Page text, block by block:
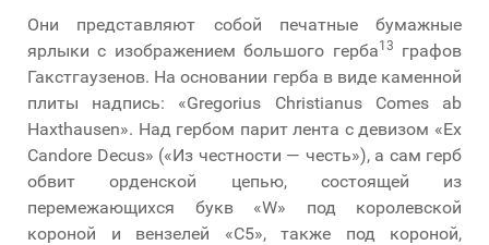
Они представляют собой печатные бумажные
ярлыки с изображением большого герба13
графов
Гакстгаузенов. На основании герба в виде каменной
плиты надпись: «Gregorius Christianus Comes ab
Haxthausen». Над гербом парит лента с девизом «Ex
Candore Decus» («Из честности — честь»), а сам герб
обвит орденской цепью, состоящей из
перемежающихся букв «W» под королевской
короной и вензелей «C5», также под короной,